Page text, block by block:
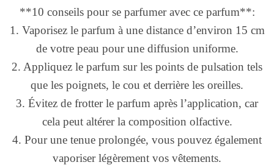
**10 conseils pour se parfumer avec ce parfum**:
1. Vaporisez le parfum à une distance d’environ 15 cm
de votre peau pour une diffusion uniforme.
2. Appliquez le parfum sur les points de pulsation tels
que les poignets, le cou et derrière les oreilles.
3. Évitez de frotter le parfum après l’application, car
cela peut altérer la composition olfactive.
4. Pour une tenue prolongée, vous pouvez également
vaporiser légèrement vos vêtements.